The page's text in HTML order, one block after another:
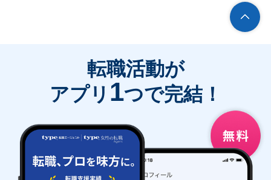
転職活動が
アプリ 1つで完結！